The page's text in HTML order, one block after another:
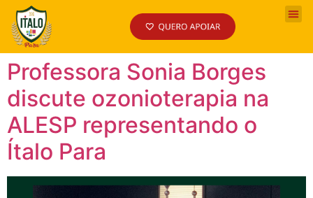
Professora Sonia Borges
discute ozonioterapia na
ALESP representando o
Ítalo Para